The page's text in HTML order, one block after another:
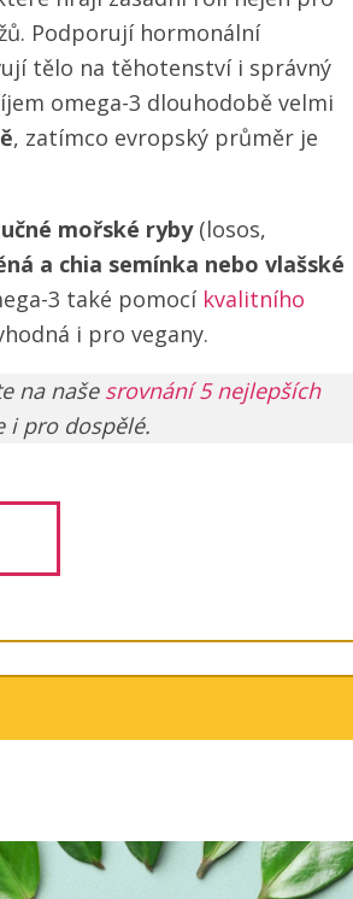
Podporují hormonální
tělo na těhotenství i správný
omega-3 dlouhodobě velmi
, zatímco evropský průměr je
mořské ryby(losos,
a chia semínka nebo vlašské
3 také pomocí kvalitního
i pro vegany.
na naše srovnání 5 nejlepších
i pro dospělé.